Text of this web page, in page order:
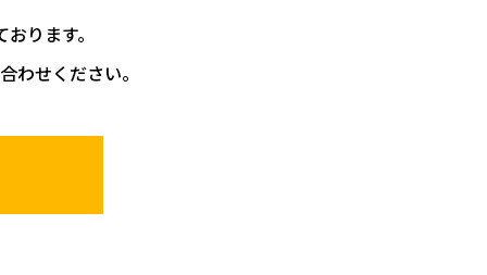
ります。
わせください。